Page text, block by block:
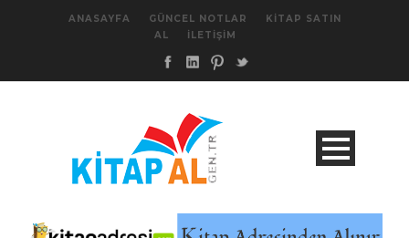
ANASAYFA GÜNCEL NOTLAR
KITAP SATIN
AL
İLETIŞIM